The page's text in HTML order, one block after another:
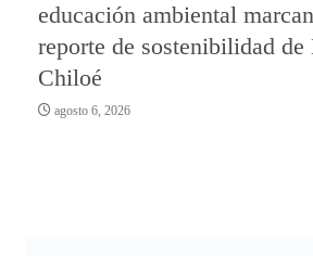
educación ambiental
reporte de sostenibilidad de
Chiloé
agosto 6, 2026